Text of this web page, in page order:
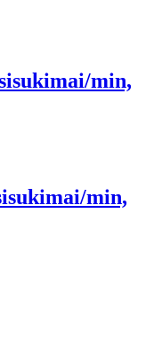
min,
min,